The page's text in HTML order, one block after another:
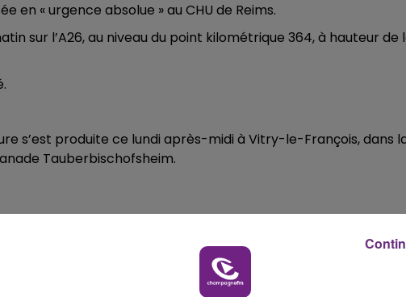
en « urgence absolue » au CHU de Reims.
sur l’A26, au niveau du point kilométrique 364, à hauteur de
s’est produite ce lundi après-midi à Vitry-le-François, dans
Tauberbischofsheim.
rue Carnot à Mareuil-sur-Ay, dans la Marne.
léger à l’hôpital.